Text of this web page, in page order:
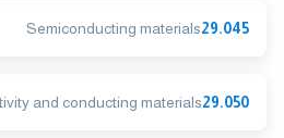
29.045
Semiconducting materials
29.050
and conducting materials